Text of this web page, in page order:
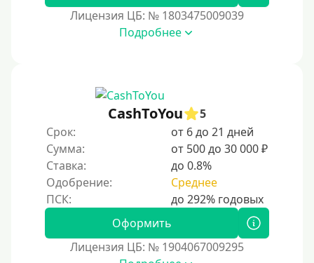
10000 руб
30000 руб на год
35000 руб
40000 руб
50000 руб
60000 руб
70000 руб
Лицензия ЦБ: № 1803475009039
Подробнее
CashToYou
5
Срок:
от 6 до 21 дней
Сумма:
от 500 до 30 000 ₽
Ставка:
до 0.8%
Одобрение:
Среднее
Оформить
Лицензия ЦБ: № 1904067009295